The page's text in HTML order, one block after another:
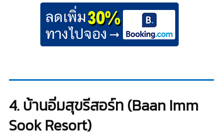
4. บ้านอิ่มสุขรีสอร์ท (Baan Imm
Sook Resort)